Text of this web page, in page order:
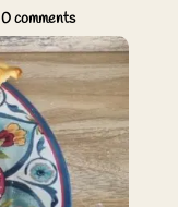
0 comments